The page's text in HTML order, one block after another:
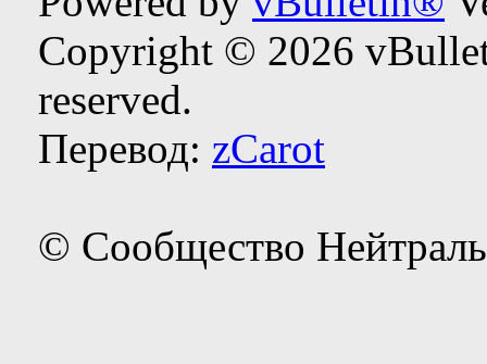
Copyright © 2026
reserved.
Перевод: zCarot
© Сообщество